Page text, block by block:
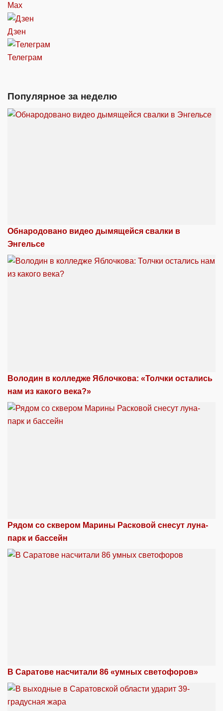
Max
Дзен
Телеграм
Популярное за неделю
Обнародовано видео дымящейся свалки в
Энгельсе
Володин в колледже Яблочкова: «Толчки остались
нам из какого века?»
Рядом со сквером Марины Расковой снесут луна-
парк и бассейн
В Саратове насчитали 86 «умных светофоров»